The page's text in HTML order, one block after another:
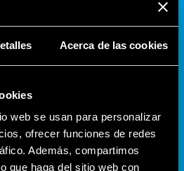
Acerca de las cookies
web se usan para personalizar
ofrecer funciones de redes
Además, compartimos
que haga del sitio web con
relacionados
así como para satisfacer las
en esta sección permiten
y analizar el tráfico web y
para rastrear el
Usuario.